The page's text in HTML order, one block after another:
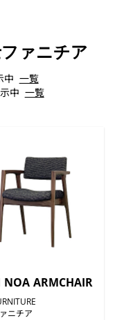
ァニチア
中 一覧
中 一覧
NOA ARMCHAIR
ニチア